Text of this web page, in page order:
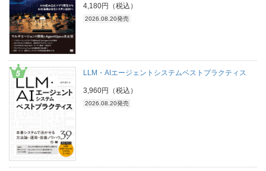
4,180円（税込）
2026.08.20発売
LLM・AIエージェントシステムベストプラクティス
3,960円（税込）
2026.08.20発売